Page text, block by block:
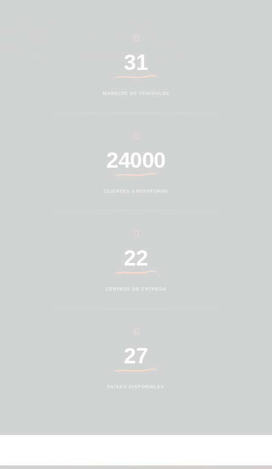
31
MODELOS DE VEHÍCULOS
24000
CLIENTES SATISFECHOS
22
CENTROS DE ENTREGA
27
PAÍSES DISPONIBLES